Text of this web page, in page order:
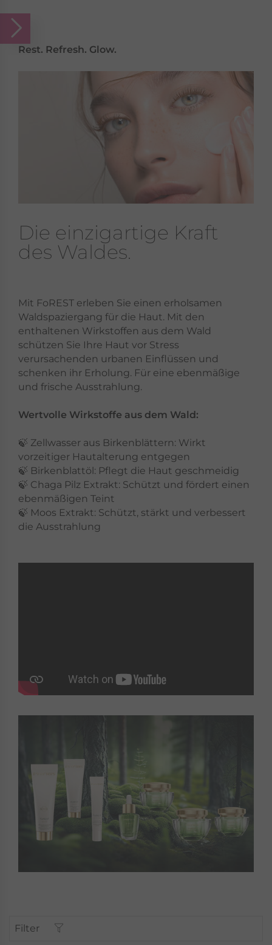
Rest. Refresh. Glow.
Die einzigartige Kraft
des Waldes.
Mit FoREST erleben Sie einen erholsamen
Waldspaziergang für die Haut. Mit den
enthaltenen Wirkstoffen aus dem Wald
schützen Sie Ihre Haut vor Stress
verursachenden urbanen Einflüssen und
schenken ihr Erholung. Für eine ebenmäßige
und frische Ausstrahlung.
Wertvolle Wirkstoffe aus dem Wald:
🍃 Zellwasser aus Birkenblättern: Wirkt
vorzeitiger Hautalterung entgegen
🍃 Birkenblattöl: Pflegt die Haut geschmeidig
🍃 Chaga Pilz Extrakt: Schützt und fördert einen
ebenmäßigen Teint
🍃 Moos Extrakt: Schützt, stärkt und verbessert
die Ausstrahlung
Filter